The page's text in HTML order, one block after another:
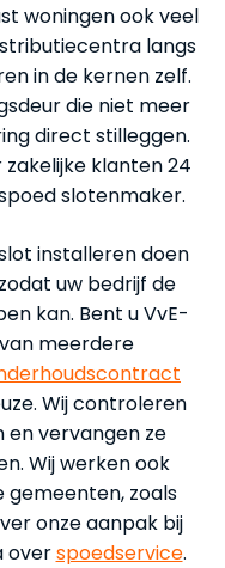
woningen ook veel
langs
in de kernen zelf.
die niet meer
direct stilleggen.
klanten 24
slotenmaker.
installeren doen
uw bedrijf de
kan. Bent u VvE-
meerdere
Wij controleren
vervangen ze
Wij werken ook
gemeenten, zoals
onze aanpak bij
overspoedservice.